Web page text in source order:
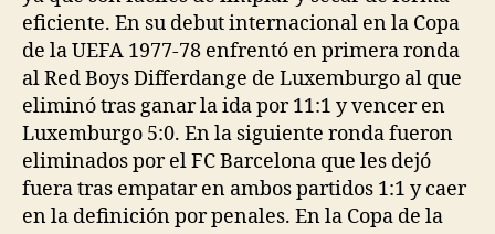
eficiente. En su debut internacional en la Copa
de la UEFA 1977-78 enfrentó en primera ronda
al Red Boys Differdange de Luxemburgo al que
eliminó tras ganar la ida por 11:1 y vencer en
Luxemburgo 5:0. En la siguiente ronda fueron
eliminados por el FC Barcelona que les dejó
fuera tras empatar en ambos partidos 1:1 y caer
en la definición por penales. En la Copa de la